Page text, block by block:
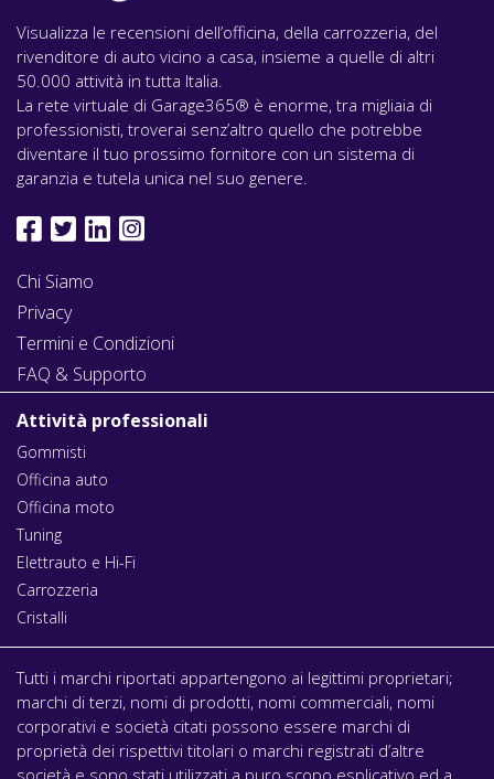
Visualizza le recensioni dell’officina, della carrozzeria, del
rivenditore di auto vicino a casa, insieme a quelle di altri
50.000 attività in tutta Italia.
La rete virtuale di Garage365® è enorme, tra migliaia di
professionisti, troverai senz’altro quello che potrebbe
diventare il tuo prossimo fornitore con un sistema di
garanzia e tutela unica nel suo genere.
Chi Siamo
Privacy
Termini e Condizioni
FAQ & Supporto
Attività professionali
Gommisti
Officina auto
Officina moto
Tuning
Elettrauto e Hi-Fi
Carrozzeria
Cristalli
Tutti i marchi riportati appartengono ai legittimi proprietari;
marchi di terzi, nomi di prodotti, nomi commerciali, nomi
corporativi e società citati possono essere marchi di
proprietà dei rispettivi titolari o marchi registrati d’altre
società e sono stati utilizzati a puro scopo esplicativo ed a